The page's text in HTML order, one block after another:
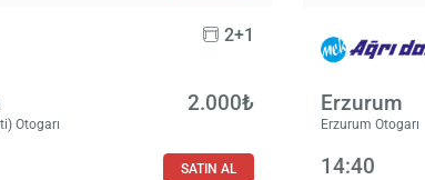
2+1
Otogarı
2.000₺
SATIN AL
Erzurum
Erzurum Otogarı
14:40